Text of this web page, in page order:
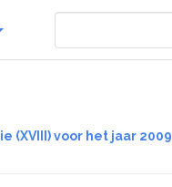
(XVIII) voor het jaar 2009